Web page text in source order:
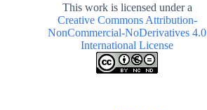
This work is licensed under a
Creative Commons Attribution-
NonCommercial-NoDerivatives 4.0
International License